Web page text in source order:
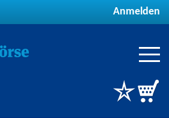
Anmelden